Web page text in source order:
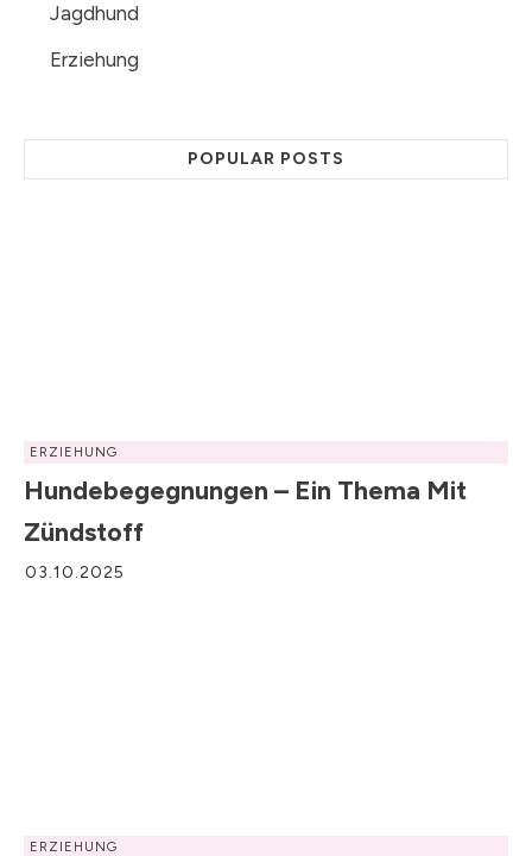
Jagdhund
Erziehung
POPULAR POSTS
ERZIEHUNG
Hundebegegnungen – Ein Thema Mit
Zündstoff
03.10.2025
ERZIEHUNG